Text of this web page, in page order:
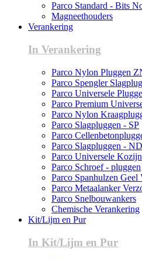
Parco Standard - Bits
Magneethouders
Verankering
In Verankering
Parco Nylon Pluggen
Parco Spengler
Parco Universele
Parco Premium
Parco Nylon
Parco Slagpluggen - SP
Parco
Parco Slagpluggen - ND
Parco Universele
Parco Schroef - pluggen
Parco Spanhulzen Geel
Parco Metaalanker
Parco Snelbouwankers
Chemische Verankering
Kit/Lijm en Pur
In Kit/Lijm en Pur